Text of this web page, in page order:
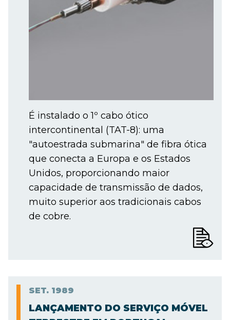
É instalado o 1º cabo ótico
intercontinental (TAT-8): uma
"autoestrada submarina" de fibra ótica
que conecta a Europa e os Estados
Unidos, proporcionando maior
capacidade de transmissão de dados,
muito superior aos tradicionais cabos
de cobre.
SET. 1989
LANÇAMENTO DO SERVIÇO MÓVEL